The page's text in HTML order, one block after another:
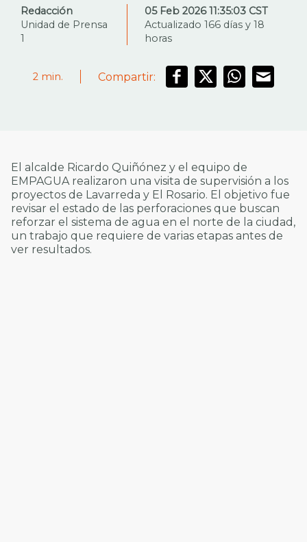
Redacción
Unidad de Prensa
1
05 Feb 2026 11:35:03 CST
Actualizado 166 días y 18
horas
2 min. Compartir:
El alcalde Ricardo Quiñónez y el equipo de
EMPAGUA realizaron una visita de supervisión a los
proyectos de Lavarreda y El Rosario. El objetivo fue
revisar el estado de las perforaciones que buscan
reforzar el sistema de agua en el norte de la ciudad,
un trabajo que requiere de varias etapas antes de
ver resultados.